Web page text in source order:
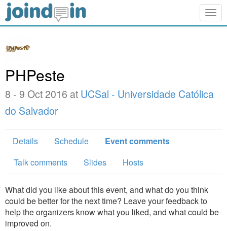
PHPeste
8 - 9 Oct 2016 at UCSal - Universidade Católica
do Salvador
Details Schedule
Event comments
Talk comments
Slides Hosts
What did you like about this event, and what do you think
could be better for the next time? Leave your feedback to
help the organizers know what you liked, and what could be
improved on.